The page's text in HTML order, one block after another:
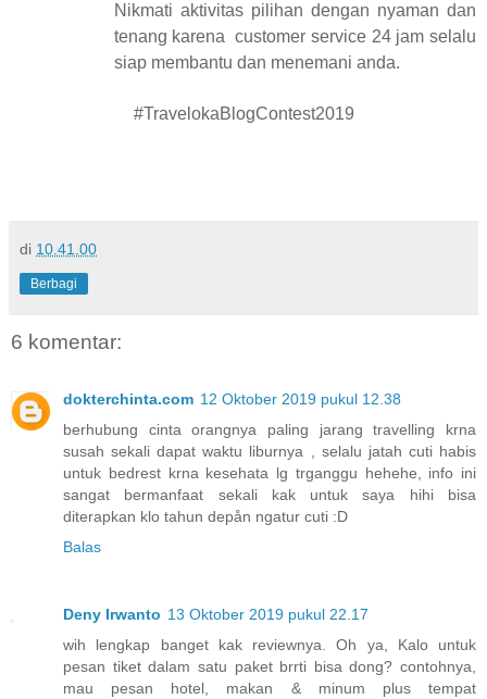
Nikmati aktivitas pilihan dengan nyaman dan
tenang karena
customer service 24 jam selalu
siap membantu dan menemani anda.
#TravelokaBlogContest2019
di 10.41.00
Berbagi
6 komentar:
dokterchinta.com 12 Oktober 2019 pukul 12.38
berhubung cinta orangnya paling jarang travelling krna
susah sekali dapat waktu liburnya , selalu jatah cuti habis
untuk bedrest krna kesehata lg trganggu hehehe, info ini
sangat bermanfaat sekali kak untuk saya hihi bisa
diterapkan klo tahun depån ngatur cuti :D
Balas
Deny Irwanto 13 Oktober 2019 pukul 22.17
wih lengkap banget kak reviewnya. Oh ya, Kalo untuk
pesan tiket dalam satu paket brrti bisa dong? contohnya,
mau pesan hotel, makan & minum plus tempat